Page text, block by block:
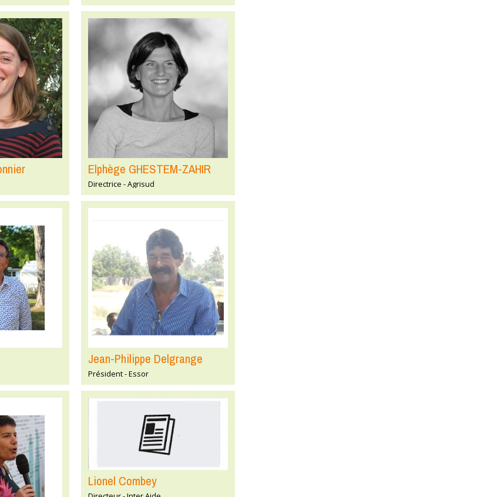
Elphège GHESTEM-ZAHIR
Directrice - Agrisud
Jean-Philippe Delgrange
Président - Essor
Lionel Combey